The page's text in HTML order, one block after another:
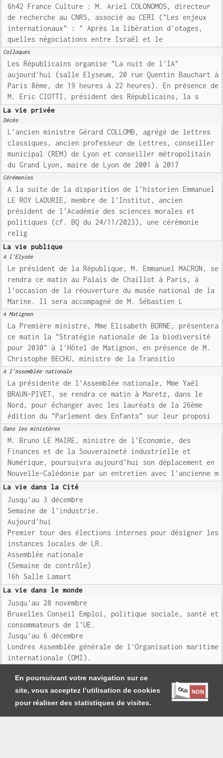
En poursuivant votre navigation sur ce
site, vous acceptez l’utilisation de cookies
pour réaliser des statistiques de visites.
OUI NON
6h42 France Culture : M. Ariel COLONOMOS, directeur
de recherche au CNRS, associé au CERI ("Les enjeux
internationaux" : " Après la libération d'otages,
quelles négociations entre Israël et le
Colloques
Les Républicains organise "La nuit de l'IA"
aujourd'hui (salle Elyseum, 20 rue Quentin Bauchart à
Paris 8ème, de 19 heures à 22 heures). En présence de
M. Eric CIOTTI, président des Républicains, la s
La vie privée
Décès
L'ancien ministre Gérard COLLOMB, agrégé de lettres
classiques, ancien professeur de Lettres, conseiller
municipal (REM) de Lyon et conseiller métropolitain
du Grand Lyon, maire de Lyon de 2001 à 2017
Cérémonies
A la suite de la disparition de l'historien Emmanuel
LE ROY LADURIE, membre de l'Institut, ancien
président de l'Académie des sciences morales et
politiques (cf. BQ du 24/11/2023), une cérémonie
relig
La vie publique
A l'Elysée
Le président de la République, M. Emmanuel MACRON, se
rendra ce matin au Palais de Chaillot à Paris, à
l'occasion de la réouverture du musée national de la
Marine. Il sera accompagné de M. Sébastien L
A Matignon
La Première ministre, Mme Elisabeth BORNE, présentera
ce matin la "Stratégie nationale de la biodiversité
pour 2030" à l'Hôtel de Matignon, en présence de M.
Christophe BECHU, ministre de la Transitio
A l'Assemblée nationale
La présidente de l'Assemblée nationale, Mme Yaël
BRAUN-PIVET, se rendra ce matin à Maretz, dans le
Nord, pour échanger avec les lauréats de la 26ème
édition du "Parlement des Enfants" sur leur proposi
Dans les ministères
M. Bruno LE MAIRE, ministre de l'Economie, des
Finances et de la Souveraineté industrielle et
Numérique, poursuivra aujourd'hui son déplacement en
Nouvelle-Calédonie par un entretien avec l'ancienne m
La vie dans la Cité
Jusqu'au 3 décembre
Semaine de l'industrie.
Aujourd'hui
Premier tour des élections internes pour désigner les
instances locales de LR.
Assemblée nationale
(Semaine de contrôle)
16h Salle Lamart
La vie dans le monde
Jusqu'au 28 novembre
Bruxelles Conseil Emploi, politique sociale, santé et
consommateurs de l'UE.
Jusqu'au 6 décembre
Londres Assemblée générale de l'Organisation maritime
internationale (OMI).